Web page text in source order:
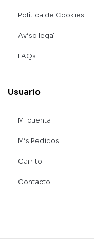
Política de Cookies
Aviso legal
FAQs
Usuario
Mi cuenta
Mis Pedidos
Carrito
Contacto